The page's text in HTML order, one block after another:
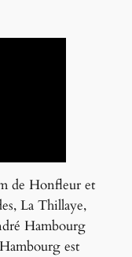
de Honfleur et
La Thillaye,
Hambourg
est